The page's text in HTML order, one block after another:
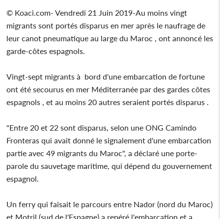
© Koaci.com- Vendredi 21 Juin 2019-Au moins vingt
migrants sont portés disparus en mer après le naufrage de
leur canot pneumatique au large du Maroc , ont annoncé les
garde-côtes espagnols.
Vingt-sept migrants à bord d'une embarcation de fortune
ont été secourus en mer Méditerranée par des gardes côtes
espagnols , et au moins 20 autres seraient portés disparus .
"Entre 20 et 22 sont disparus, selon une ONG Camindo
Fronteras qui avait donné le signalement d'une embarcation
partie avec 49 migrants du Maroc", a déclaré une porte-
parole du sauvetage maritime, qui dépend du gouvernement
espagnol.
Un ferry qui faisait le parcours entre Nador (nord du Maroc)
et Motril (sud de l'Espagne) a repéré l'embarcation et a